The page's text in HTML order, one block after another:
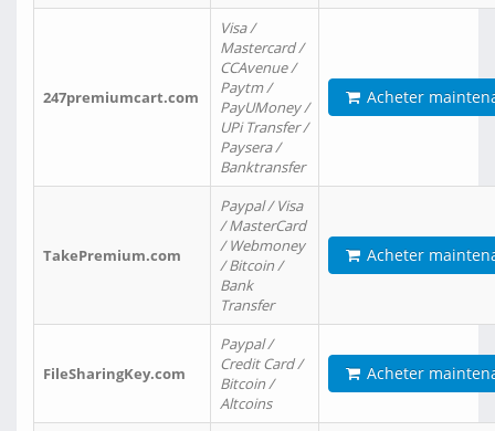
247premiumcart.com
Visa /
Mastercard /
CCAvenue /
Paytm /
PayUMoney /
UPi Transfer /
Paysera /
Banktransfer
Acheter
TakePremium.com
Paypal / Visa
/ MasterCard
/ Webmoney
/ Bitcoin /
Bank
Transfer
Acheter
FileSharingKey.com
Paypal /
Credit Card /
Bitcoin /
Altcoins
Acheter